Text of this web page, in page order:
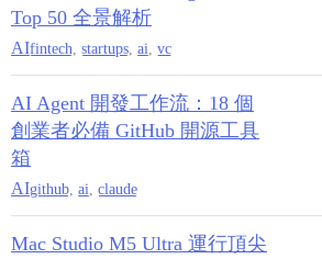
Top 50 全景解析
AIfintech startups ai vc
AI Agent 開發工作流：18 個
創業者必備 GitHub 開源工具
箱
AIgithub ai claude
Mac Studio M5 Ultra 運行頂尖